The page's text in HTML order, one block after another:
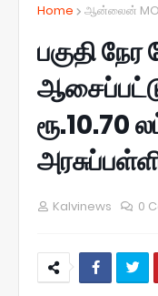
Home ஆன்லைன்
பகுதி
ரூ.10.70
Kalvinews 0